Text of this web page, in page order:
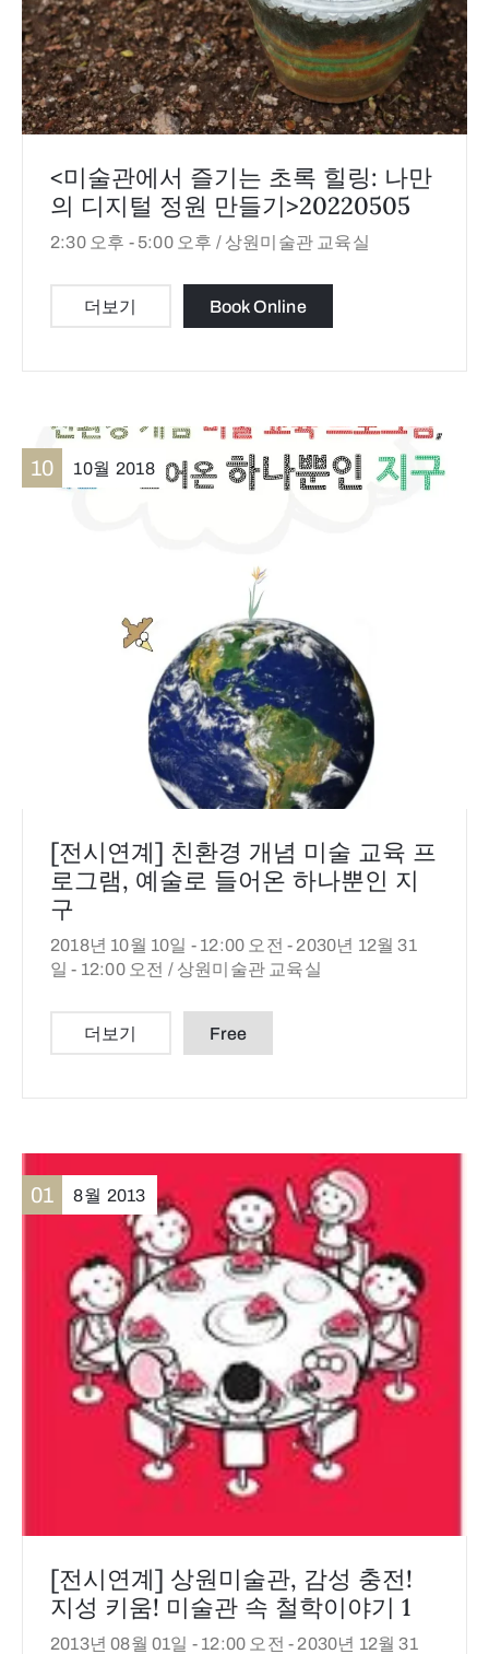
<미술관에서 즐기는 초록 힐링: 나만
의 디지털 정원 만들기>20220505
2:30 오후 - 5:00 오후 / 상원미술관 교육실
더보기 Book Online
10 10월 2018
[전시연계] 친환경 개념 미술 교육 프
로그램, 예술로 들어온 하나뿐인 지
구
2018년 10월 10일 - 12:00 오전 - 2030년 12월 31
일 - 12:00 오전 / 상원미술관 교육실
더보기 Free
01 8월 2013
[전시연계] 상원미술관, 감성 충전!
지성 키움! 미술관 속 철학이야기 1
2013년 08월 01일 - 12:00 오전 - 2030년 12월 31